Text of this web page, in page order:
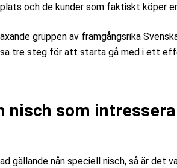
och de kunder som faktiskt köper
gruppen av framgångsrika
tre steg för att starta gå med i ett
nisch som
gällande nån speciell nisch, så är